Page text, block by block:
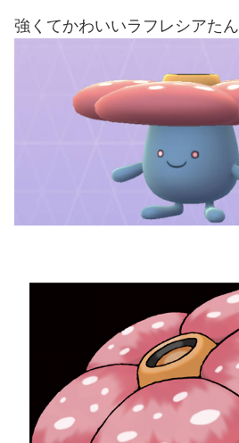
強くてかわいいラフレシアたん